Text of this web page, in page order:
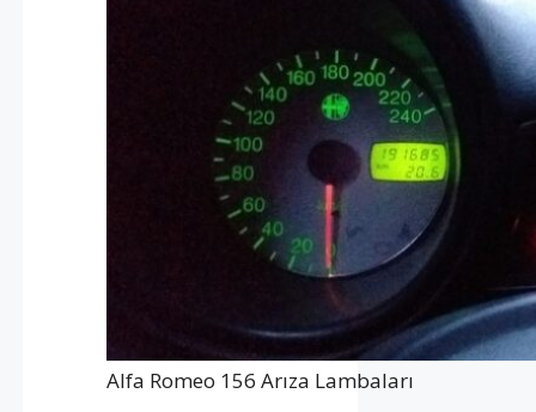
Alfa Romeo 156 Arıza Lambaları